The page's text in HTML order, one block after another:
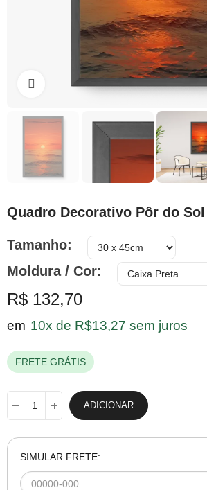
Clique para ampliar
Quadro Decorativo Pôr do Sol
Tamanho
Moldura / Cor
R$ 132,70
em 10x de R$13,27 sem juros
FRETE GRÁTIS
ADICIONAR
SIMULAR FRETE: